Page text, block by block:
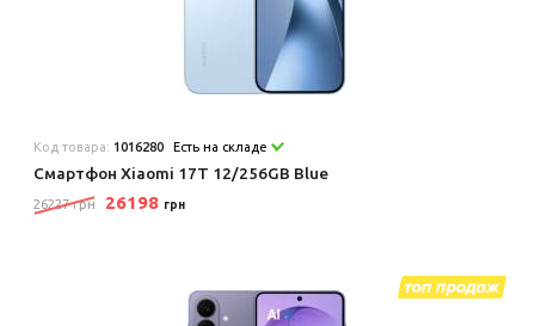
Код товара: 1016280 Есть на складе
Смартфон Xiaomi 17T 12/256GB Blue
26227 грн 26198 грн